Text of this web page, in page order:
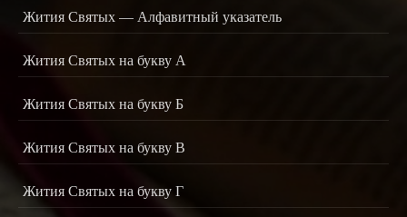
Жития Святых — Алфавитный указатель
Жития Святых на букву А
Жития Святых на букву Б
Жития Святых на букву В
Жития Святых на букву Г